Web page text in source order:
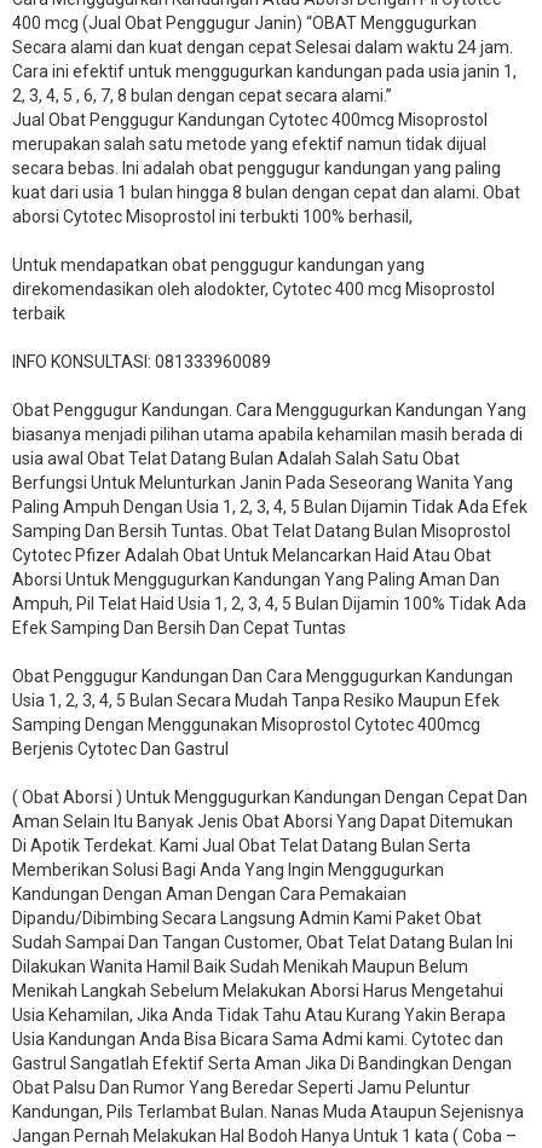
400 mcg (Jual Obat Penggugur Janin) “OBAT Menggugurkan
Secara alami dan kuat dengan cepat Selesai dalam waktu 24 jam.
Cara ini efektif untuk menggugurkan kandungan pada usia janin 1,
2, 3, 4, 5 , 6, 7, 8 bulan dengan cepat secara alami.”
Jual Obat Penggugur Kandungan Cytotec 400mcg Misoprostol
merupakan salah satu metode yang efektif namun tidak dijual
secara bebas. Ini adalah obat penggugur kandungan yang paling
kuat dari usia 1 bulan hingga 8 bulan dengan cepat dan alami. Obat
aborsi Cytotec Misoprostol ini terbukti 100% berhasil,
Untuk mendapatkan obat penggugur kandungan yang
direkomendasikan oleh alodokter, Cytotec 400 mcg Misoprostol
terbaik
INFO KONSULTASI: 081333960089
​Obat Penggugur Kandungan. Cara Menggugurkan Kandungan Yang
biasanya menjadi pilihan utama apabila kehamilan masih berada di
usia awal Obat Telat Datang Bulan Adalah Salah Satu Obat
Berfungsi Untuk Melunturkan Janin Pada Seseorang Wanita Yang
Paling Ampuh Dengan Usia 1, 2, 3, 4, 5 Bulan Dijamin Tidak Ada Efek
Samping Dan Bersih Tuntas. Obat Telat Datang Bulan Misoprostol
Cytotec Pfizer Adalah Obat Untuk Melancarkan Haid Atau Obat
Aborsi Untuk Menggugurkan Kandungan Yang Paling Aman Dan
Ampuh, Pil Telat Haid Usia 1, 2, 3, 4, 5 Bulan Dijamin 100% Tidak Ada
Efek Samping Dan Bersih Dan Cepat Tuntas
Obat Penggugur Kandungan Dan Cara Menggugurkan Kandungan
Usia 1, 2, 3, 4, 5 Bulan Secara Mudah Tanpa Resiko Maupun Efek
Samping Dengan Menggunakan Misoprostol Cytotec 400mcg
Berjenis Cytotec Dan Gastrul
( Obat Aborsi ) Untuk Menggugurkan Kandungan Dengan Cepat Dan
Aman Selain Itu Banyak Jenis Obat Aborsi Yang Dapat Ditemukan
Di Apotik Terdekat. Kami Jual Obat Telat Datang Bulan Serta
Memberikan Solusi Bagi Anda Yang Ingin Menggugurkan
Kandungan Dengan Aman Dengan Cara Pemakaian
Dipandu/Dibimbing Secara Langsung Admin Kami Paket Obat
Sudah Sampai Dan Tangan Customer, Obat Telat Datang Bulan Ini
Dilakukan Wanita Hamil Baik Sudah Menikah Maupun Belum
Menikah Langkah Sebelum Melakukan Aborsi Harus Mengetahui
Usia Kehamilan, Jika Anda Tidak Tahu Atau Kurang Yakin Berapa
Usia Kandungan Anda Bisa Bicara Sama Admi kami. Cytotec dan
Gastrul Sangatlah Efektif Serta Aman Jika Di Bandingkan Dengan
Obat Palsu Dan Rumor Yang Beredar Seperti Jamu Peluntur
Kandungan, Pils Terlambat Bulan. Nanas Muda Ataupun Sejenisnya
Jangan Pernah Melakukan Hal Bodoh Hanya Untuk 1 kata ( Coba –